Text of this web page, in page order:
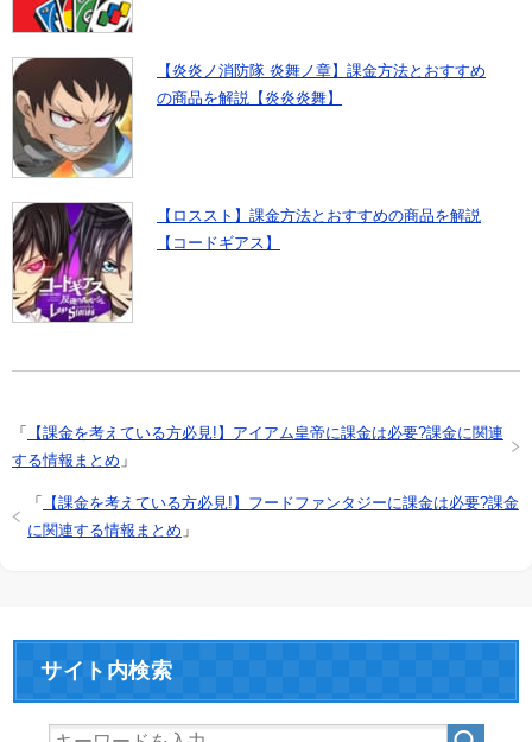
【炎炎ノ消防隊 炎舞ノ章】課金方法とおすすめ
の商品を解説【炎炎炎舞】
【ロススト】課金方法とおすすめの商品を解説
【コードギアス】
「
【課金を考えている方必見!】アイアム皇帝に課金は必要?課金に関連
する情報まとめ 」
「
【課金を考えている方必見!】フードファンタジーに課金は必要?課金
に関連する情報まとめ 」
サイト内検索